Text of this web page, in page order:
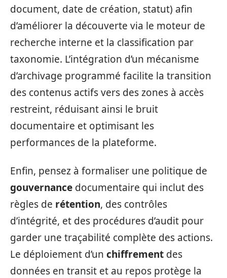
document, date de création, statut) afin
d’améliorer la découverte via le moteur de
recherche interne et la classification par
taxonomie. L’intégration d’un mécanisme
d’archivage programmé facilite la transition
des contenus actifs vers des zones à accès
restreint, réduisant ainsi le bruit
documentaire et optimisant les
performances de la plateforme.
Enfin, pensez à formaliser une politique de
gouvernance documentaire qui inclut des
règles de rétention, des contrôles
d’intégrité, et des procédures d’audit pour
garder une traçabilité complète des actions.
Le déploiement d’un chiffrement des
données en transit et au repos protège la